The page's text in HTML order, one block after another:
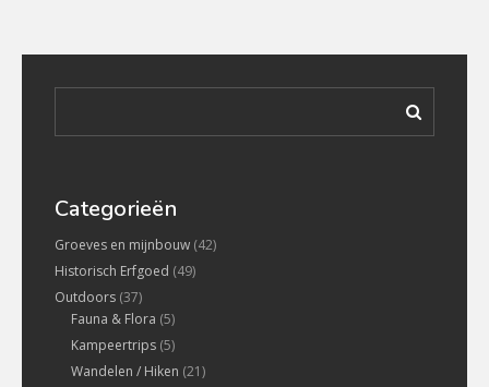
Categorieën
Groeves en mijnbouw (42)
Historisch Erfgoed (49)
Outdoors (37)
Fauna & Flora (5)
Kampeertrips (5)
Wandelen / Hiken (21)